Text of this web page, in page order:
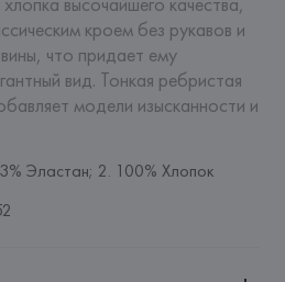
кроем без рукавов и
что придает ему
вид. Тонкая ребристая
модели изысканности и
Эластан; 2. 100% Хлопок